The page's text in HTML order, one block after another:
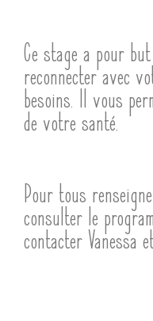
Ce stage a pour
reconnecter avec
besoins. Il vous
de votre santé.
Pour tous
consulter le
contacter Vanessa